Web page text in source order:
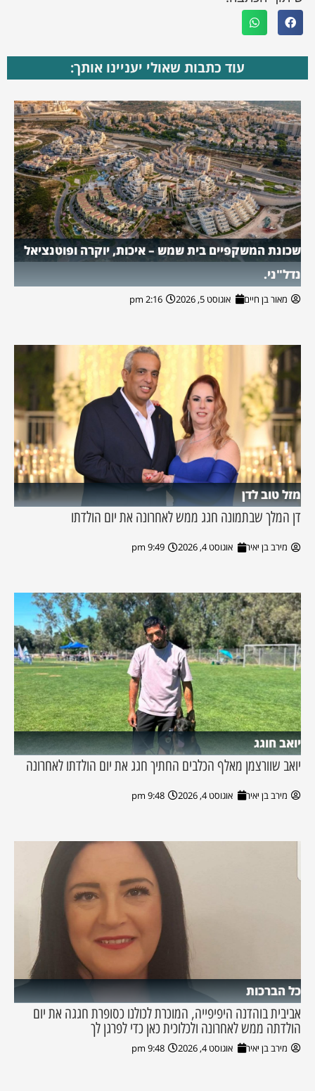
עוד כתבות שאולי יעניינו אותך:
שכונת המשקפיים בית שמש – איכות, יוקרה ופוטנציאל
נדל"ני.
מאור בן חיים אוגוסט 5, 2026 2:16 pm
מזל טוב לדן
דן המלך שבתמונה חגג ממש לאחרונה את יום הולדתו
מירב בן יאיר אוגוסט 4, 2026 9:49 pm
יואב חוגג
יואב שוורצמן מאלף הכלבים החתיך חגג את יום הולדתו לאחרונה
מירב בן יאיר אוגוסט 4, 2026 9:48 pm
כל הברכות
אביבית בוהדנה היפיפייה, המוכרת לכולנו כסופרת חגגה את יום
הולדתה ממש לאחרונה ולכלוכית כאן כדי לפרגן לך
מירב בן יאיר אוגוסט 4, 2026 9:48 pm